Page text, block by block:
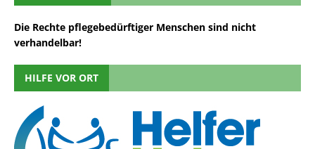
Die Rechte pflegebedürftiger Menschen sind nicht
verhandelbar!
HILFE VOR ORT